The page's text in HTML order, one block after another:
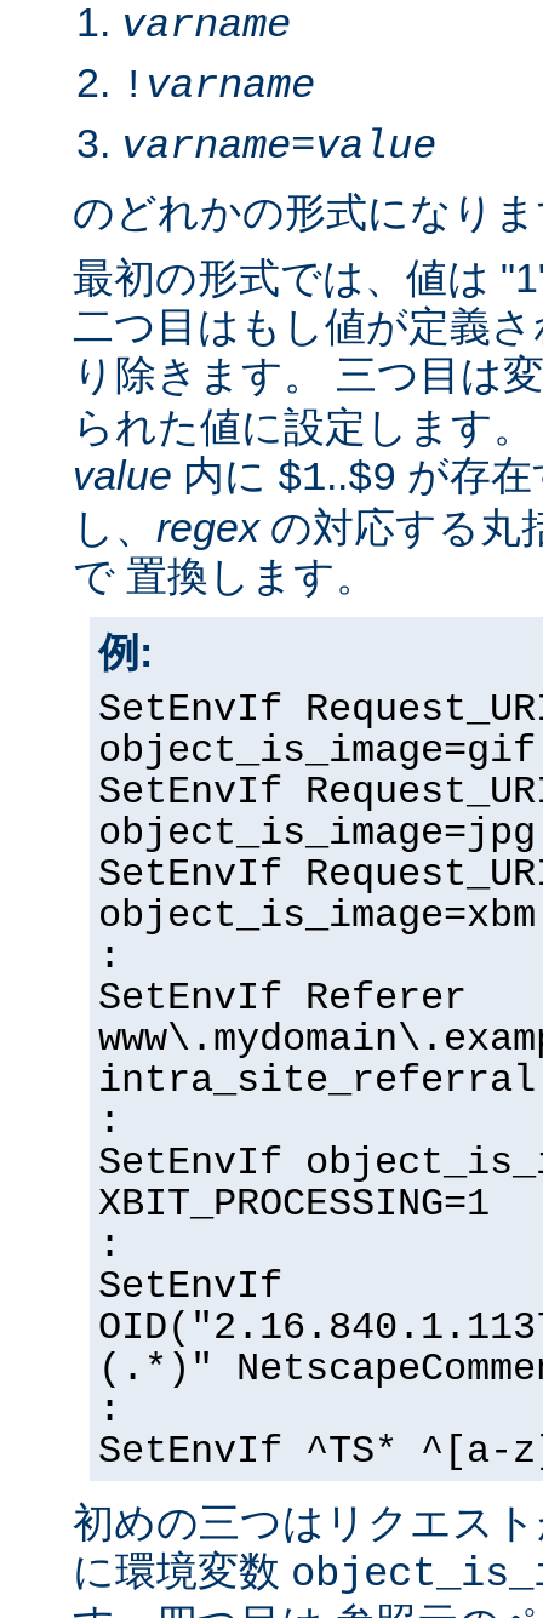
varname
! varname
varname=value
のどれかの形式になり
最初の形式では、値は
二つ目はもし値が定義
り除きます。 三つ目は
られた値に設定します
value 内に $1..$9 が存
し、 regexの対応する丸
で 置換します。
例:
SetEnvIf
object_is_image=gif
SetEnvIf
object_is_image=jpg
SetEnvIf
object_is_image=xbm
:
SetEnvIf Referer
intra_site_referral
:
SetEnvIf
XBIT_PROCESSING=1
:
SetEnvIf
(.*)"
:
SetEnvIf ^TS* ^[a-
初めの三つはリクエス
に環境変数